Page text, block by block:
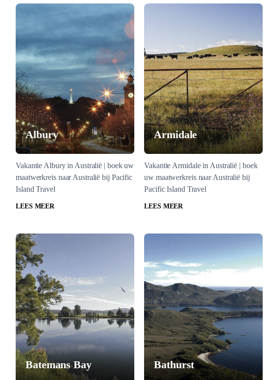
Albury
Vakantie Albury in Australië | boek uw
maatwerkreis naar Australië bij Pacific
Island Travel
LEES MEER
Armidale
Vakantie Armidale in Australië | boek
uw maatwerkreis naar Australië bij
Pacific Island Travel
LEES MEER
Batemans Bay Bathurst